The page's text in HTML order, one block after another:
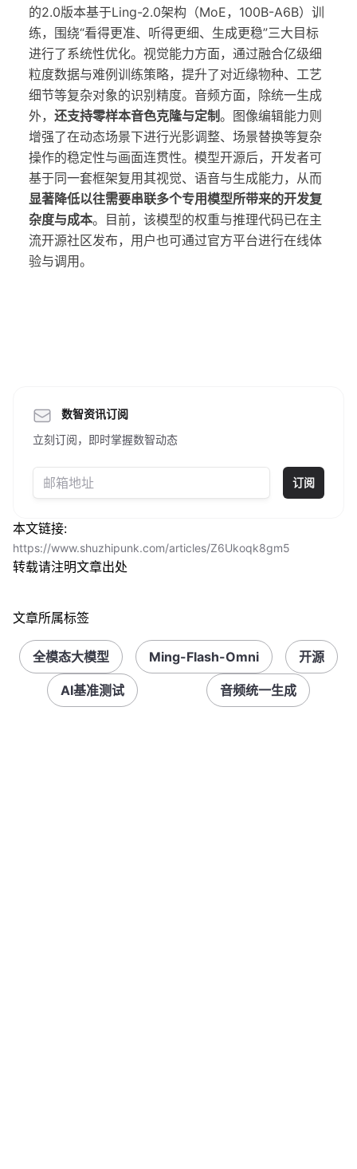
的2.0版本基于Ling-2.0架构（MoE，100B-A6B）训
练，围绕“看得更准、听得更细、生成更稳”三大目标
进行了系统性优化。视觉能力方面，通过融合亿级细
粒度数据与难例训练策略，提升了对近缘物种、工艺
细节等复杂对象的识别精度。音频方面，除统一生成
外， 还支持零样本音色克隆与定制。图像编辑能力则
增强了在动态场景下进行光影调整、场景替换等复杂
操作的稳定性与画面连贯性。模型开源后，开发者可
基于同一套框架复用其视觉、语音与生成能力，从而
显著降低以往需要串联多个专用模型所带来的开发复
杂度与成本。目前，该模型的权重与推理代码已在主
流开源社区发布，用户也可通过官方平台进行在线体
验与调用。
数智资讯订阅
立刻订阅，即时掌握数智动态
订阅
本文链接:
https://www.shuzhipunk.com/articles/Z6Ukoqk8gm5
转载请注明文章出处
文章所属标签
全模态大模型 Ming-Flash-Omni 开源
AI基准测试 音频统一生成